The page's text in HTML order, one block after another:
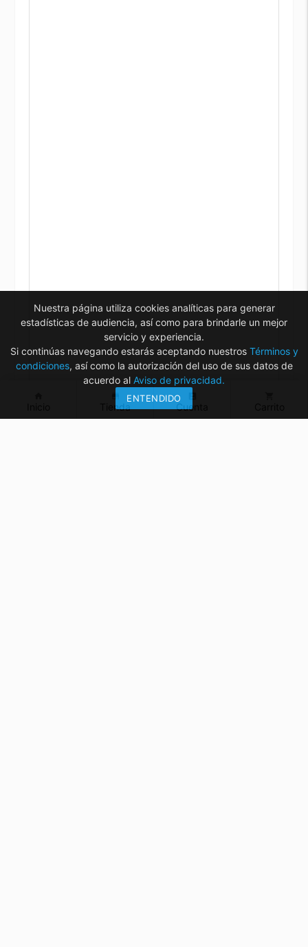
Tienda Cuenta
Nuestra página utiliza cookies analíticas para generar
estadísticas de audiencia, así como para brindarle un mejor
servicio y experiencia.
Si continúas navegando estarás aceptando nuestros Términos y
condiciones, así como la autorización del uso de sus datos de
acuerdo al Aviso de privacidad.
ENTENDIDO